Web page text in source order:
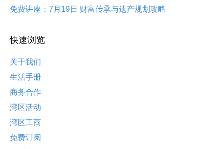
免费讲座：7月19日 财富传承与遗产规划攻略
快速浏览
关于我们
生活手册
商务合作
湾区活动
湾区工商
免费订阅